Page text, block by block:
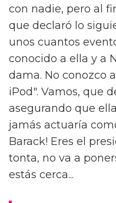
con nadie, pero al
que declaró lo
unos cuantos
conocido a ella y a
dama. No conozco
iPod". Vamos, que
asegurando que
jamás actuaría
Barack! Eres el
tonta, no va a
estás cerca...